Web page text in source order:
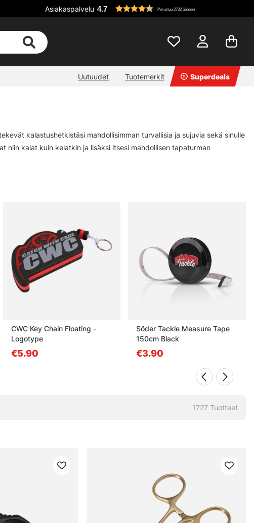
Asiakaspalvelu 4.7 Perustuu 2732 ääneen
Uutuudet Tuotemerkit Superdeals
kalastushetkistäsi mahdollisimman turvallisia ja sujuvia sekä sinulle
niin kalat kuin kelatkin ja lisäksi itsesi mahdollisen tapaturman
CWC Key Chain Floating -
Logotype
€5.90
Söder Tackle Measure Tape
150cm Black
€3.90
1727 Tuotteet